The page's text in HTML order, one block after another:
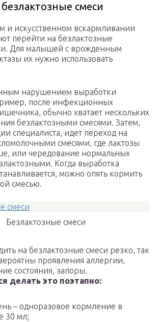
смеси
и искусственном вскармливании
перейти на безлактозные
Для малышей с врожденным
их нужно использовать
нарушением выработки
после инфекционных
обычно хватает нескольких
безлактозными смесями. Затем,
специалиста, идет переход на
смесями, где лактозы
или чередование нормальных
Когда выработка
можно опять кормить
смесью.
Безлактозные смеси
на безлактозные смеси резко, так
проявления аллергии,
состояния, запоры.
делать это поэтапно:
– одноразовое кормление в
30 мл;